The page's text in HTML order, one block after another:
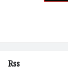
Rss